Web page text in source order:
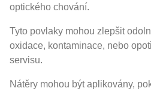
optického chování.
Tyto povlaky mohou zlepšit
oxidace, kontaminace, nebo
servisu.
Nátěry mohou být aplikovány,